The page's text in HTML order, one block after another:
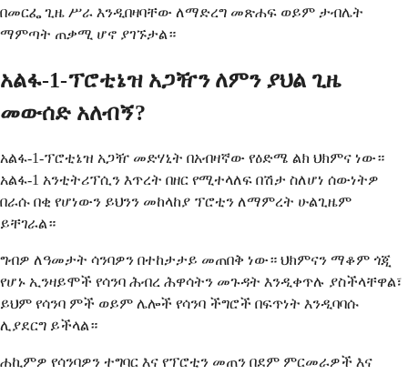
በመርፌ ጊዜ ሥራ እንዲበዛባቸው ለማድረግ መጽሐፍ ወይም ታብሌት
ማምጣት ጠቃሚ ሆኖ ያገኙታል።
አልፋ-1-ፕሮቲኔዝ አጋዥን ለምን ያህል ጊዜ
መውሰድ አለብኝ?
አልፋ-1-ፕሮቲኔዝ አጋዥ መድሃኒት በአብዛኛው የዕድሜ ልክ ህክምና ነው።
አልፋ-1 አንቲትሪፕሲን እጥረት በዘር የሚተላለፍ በሽታ ስለሆነ ሰውነትዎ
በራሱ በቂ የሆነውን ይህንን መከላከያ ፕሮቲን ለማምረት ሁልጊዜም
ይቸገራል።
ግብዎ ለዓመታት ሳንባዎን በተከታታይ መጠበቅ ነው። ህክምናን ማቆም ጎጂ
የሆኑ ኢንዛይሞች የሳንባ ሕብረ ሕዋሳትን መጉዳት እንዲቀጥሉ ያስችላቸዋል፣
ይህም የሳንባ ምች ወይም ሌሎች የሳንባ ችግሮች በፍጥነት እንዲባባሱ
ሊያደርግ ይችላል።
ሐኪምዎ የሳንባዎን ተግባር እና የፕሮቲን መጠን በደም ምርመራዎች እና